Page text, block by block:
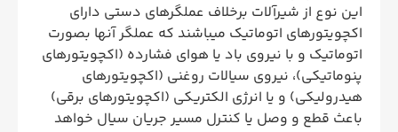
این نوع از شیرآلات برخلاف عملگرهای دستی دارای
اکچویتورهای اتوماتیک میباشند که عملگر آنها بصورت
اتوماتیک و با نیروی باد یا هوای فشارده (اکچویتورهای
پنوماتیکی)، نیروی سیالات روغنی (اکچویتورهای
هیدرولیکی) و یا انرژی الکتریکی (اکچویتورهای برقی)
باعث قطع و وصل یا کنترل مسیر جریان سیال خواهد